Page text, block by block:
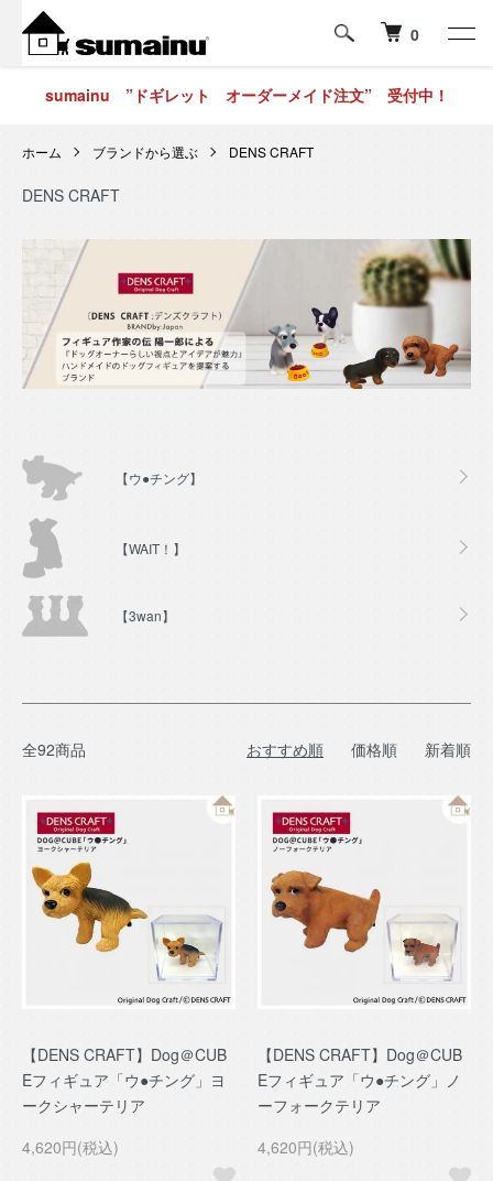
0
sumainu ”ドギレット オーダーメイド注文” 受付中！
ホーム ブランドから選ぶ DENS CRAFT
DENS CRAFT
グループ一覧【ウ●チング】
【WAIT！】
【3wan】
全92商品 おすすめ順 価格順 新着順
【DENS CRAFT】Dog＠CUB
Eフィギュア「ウ●チング」ヨ
ークシャーテリア
4,620円(税込)
【DENS CRAFT】Dog＠CUB
Eフィギュア「ウ●チング」ノ
ーフォークテリア
4,620円(税込)